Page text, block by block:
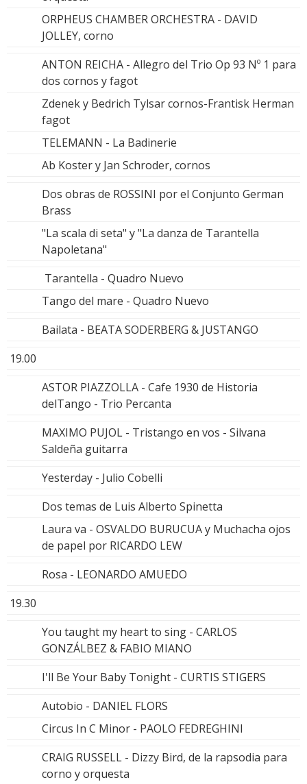
ORPHEUS CHAMBER ORCHESTRA - DAVID
JOLLEY, corno
ANTON REICHA - Allegro del Trio Op 93 Nº 1 para
dos cornos y fagot
Zdenek y Bedrich Tylsar cornos-Frantisk Herman
fagot
TELEMANN - La Badinerie
Ab Koster y Jan Schroder, cornos
Dos obras de ROSSINI por el Conjunto German
Brass
"La scala di seta" y "La danza de Tarantella
Napoletana"
Tarantella - Quadro Nuevo
Tango del mare - Quadro Nuevo
Bailata - BEATA SODERBERG & JUSTANGO
19.00
ASTOR PIAZZOLLA - Cafe 1930 de Historia
delTango - Trio Percanta
MAXIMO PUJOL - Tristango en vos - Silvana
Saldeña guitarra
Yesterday - Julio Cobelli
Dos temas de Luis Alberto Spinetta
Laura va - OSVALDO BURUCUA y Muchacha ojos
de papel por RICARDO LEW
Rosa - LEONARDO AMUEDO
19.30
You taught my heart to sing - CARLOS
GONZÁLBEZ & FABIO MIANO
I'll Be Your Baby Tonight - CURTIS STIGERS
Autobio - DANIEL FLORS
Circus In C Minor - PAOLO FEDREGHINI
CRAIG RUSSELL - Dizzy Bird, de la rapsodia para
corno y orquesta